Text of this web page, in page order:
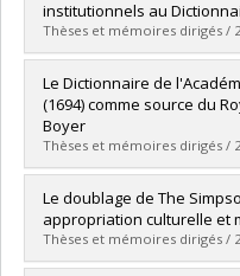
Diplôme obtenu :M.A.
Lien vers le document
institutionnels au
Thèses et mémoires dirigés /
Diplômé(e) :Francoeur,
Cycle :Doctorat
Diplôme obtenu :
Lien vers le document
Le Dictionnaire de
(1694) comme source du
Boyer
Thèses et mémoires dirigés /
Diplômé(e) :Chrétien,
Cycle :Maîtrise
Diplôme obtenu :M.A.
Lien vers le document
Le doublage de The
appropriation culturelle et
Thèses et mémoires dirigés /